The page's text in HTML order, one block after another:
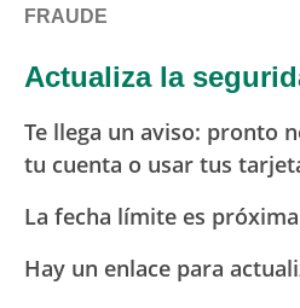
FRAUDE
Actualiza la
Te llega un aviso: pronto
tu cuenta o usar tus
La fecha límite es próxima
Hay un enlace para